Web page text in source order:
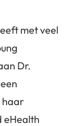
met veel
Dr.
haar
eHealth